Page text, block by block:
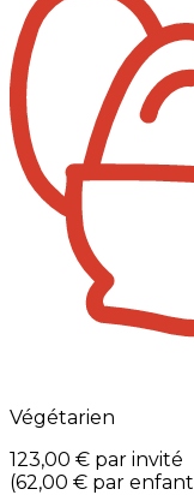
Végétarien
123,00 € par invité
(62,00 € par enfant